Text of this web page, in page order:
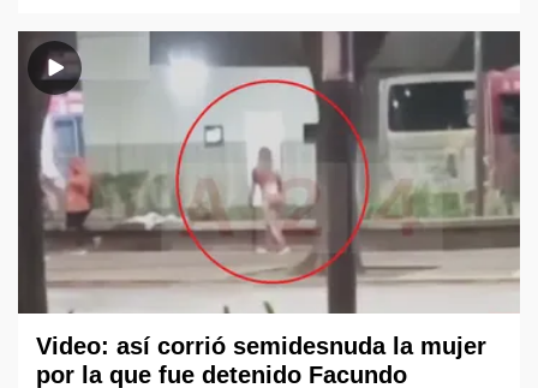
Video: así corrió semidesnuda la mujer
por la que fue detenido Facundo